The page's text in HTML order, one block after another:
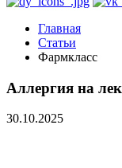
Главная
Статьи
Фармкласс
Аллергия на
30.10.2025